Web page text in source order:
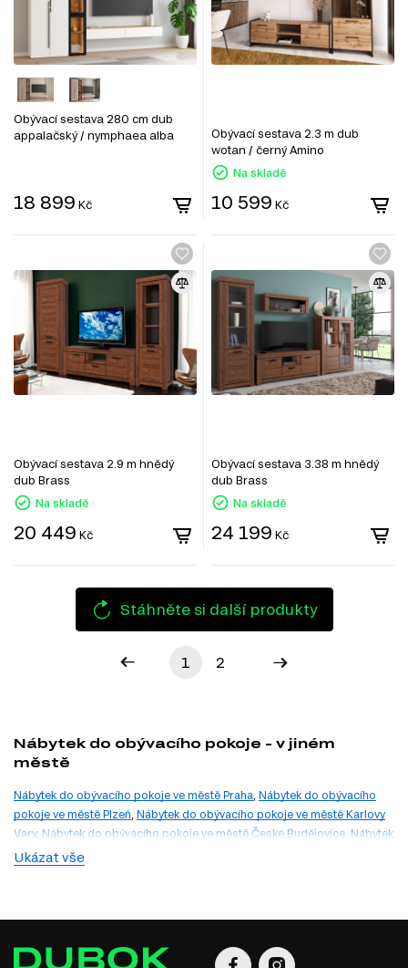
Obývací sestava 280 cm dub
appalačský / nymphaea alba
18 899 Kč
Obývací sestava 2.3 m dub
wotan / černý Amino
Na skladě
10 599 Kč
Obývací sestava 2.9 m hnědý
dub Brass
Na skladě
20 449 Kč
Obývací sestava 3.38 m hnědý
dub Brass
Na skladě
24 199 Kč
Stáhněte si další produkty
1 2
Nábytek do obývacího pokoje - v jiném
městě
Nábytek do obývacího pokoje ve městě Praha Nábytek do obývacího
pokoje ve městě Plzeň Nábytek do obývacího pokoje ve městě Karlovy
Vary, Nábytek do obývacího pokoje ve městě České Budějovice Nábytek
do obývacího pokoje ve městě Ústí nad Labem
Nábytek do obývacího pokoje ve městě Olomouc
Ukázat vše